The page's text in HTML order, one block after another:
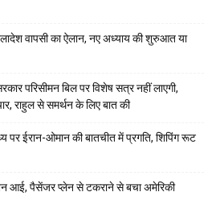
वापसी का ऐलान, नए अध्याय की शुरुआत या
परिसीमन बिल पर विशेष सत्र नहीं लाएगी,
राहुल से समर्थन के लिए बात की
पर ईरान-ओमान की बातचीत में प्रगति, शिपिंग रूट
आई, पैसेंजर प्लेन से टकराने से बचा अमेरिकी